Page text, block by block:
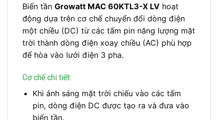
Biến tần Growatt MAC 60KTL3-X LV hoạt
động dựa trên cơ chế chuyển đổi dòng điện
một chiều (DC) từ các tấm pin năng lượng mặt
trời thành dòng điện xoay chiều (AC) phù hợp
để hòa vào lưới điện 3 pha.
Cơ chế chi tiết:
Khi ánh sáng mặt trời chiếu vào các tấm
pin, dòng điện DC được tạo ra và đưa vào
biến tần.